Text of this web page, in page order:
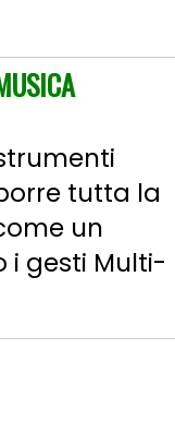
tutta la
un
i gesti Multi-